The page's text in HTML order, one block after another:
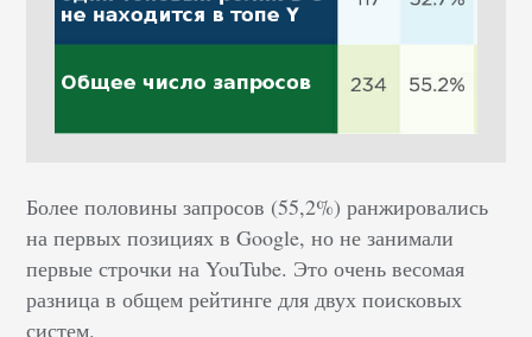
Более половины запросов (55,2%) ранжировались
на первых позициях в Google, но не занимали
первые строчки на YouTube. Это очень весомая
разница в общем рейтинге для двух поисковых
систем.